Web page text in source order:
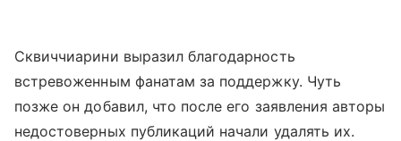
Сквиччиарини выразил благодарность
встревоженным фанатам за поддержку. Чуть
позже он добавил, что после его заявления авторы
недостоверных публикаций начали удалять их.